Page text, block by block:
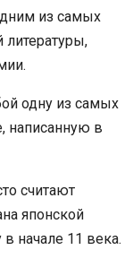
из самых
литературы,
одну из самых
написанную в
считают
японской
начале 11 века.